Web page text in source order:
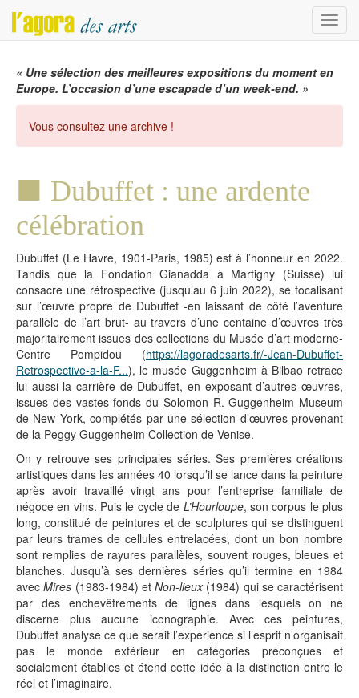
Menu
« Une sélection des meilleures expositions du moment en
Europe. L’occasion d’une escapade d’un week-end. »
Vous consultez une archive !
Dubuffet : une ardente
célébration
Dubuffet (Le Havre, 1901-Paris, 1985) est à l’honneur en 2022.
Tandis que la Fondation Gianadda à Martigny (Suisse) lui
consacre une rétrospective (jusqu’au 6 juin 2022), se focalisant
sur l’œuvre propre de Dubuffet -en laissant de côté l’aventure
parallèle de l’art brut- au travers d’une centaine d’œuvres très
majoritairement issues des collections du Musée d’art moderne-
Centre Pompidou (https://lagoradesarts.fr/-Jean-Dubuffet-
Retrospective-a-la-F...), le musée Guggenheim à Bilbao retrace
lui aussi la carrière de Dubuffet, en exposant d’autres œuvres,
issues des vastes fonds du Solomon R. Guggenheim Museum
de New York, complétés par une sélection d’œuvres provenant
de la Peggy Guggenheim Collection de Venise.
On y retrouve ses principales séries. Ses premières créations
artistiques dans les années 40 lorsqu’il se lance dans la peinture
après avoir travaillé vingt ans pour l’entreprise familiale de
négoce en vins. Puis le cycle de L’Hourloupe, son corpus le plus
long, constitué de peintures et de sculptures qui se distinguent
par leurs trames de cellules entrelacées, dont un bon nombre
sont remplies de rayures parallèles, souvent rouges, bleues et
blanches. Jusqu’à ses dernières séries qu’il termine en 1984
avecMires (1983-1984) et Non-lieux(1984) qui se caractérisent
par des enchevêtrements de lignes dans lesquels on ne
discerne plus aucune iconographie. Avec ces peintures,
Dubuffet analyse ce que serait l’expérience si l’esprit n’organisait
pas le monde extérieur en catégories préconçues et
socialement établies et étend cette idée à la distinction entre le
réel et l’imaginaire.